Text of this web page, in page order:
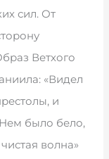
сил. От
Ветхого
«Видел
и
было бело,
волна»